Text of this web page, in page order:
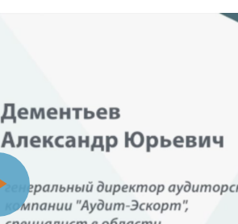
Воспроизвести